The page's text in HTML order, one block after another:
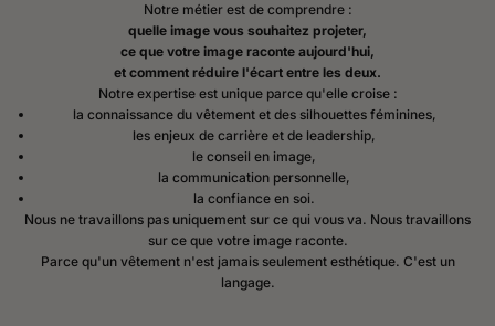
Notre métier est de comprendre :
quelle image vous souhaitez projeter,
ce que votre image raconte aujourd'hui,
et comment réduire l'écart entre les deux.
Notre expertise est unique parce qu'elle croise :
la connaissance du vêtement et des silhouettes féminines,
les enjeux de carrière et de leadership,
le conseil en image,
la communication personnelle,
la confiance en soi.
Nous ne travaillons pas uniquement sur ce qui vous va. Nous travaillons
sur ce que votre image raconte.
Parce qu'un vêtement n'est jamais seulement esthétique. C'est un
langage.Play video